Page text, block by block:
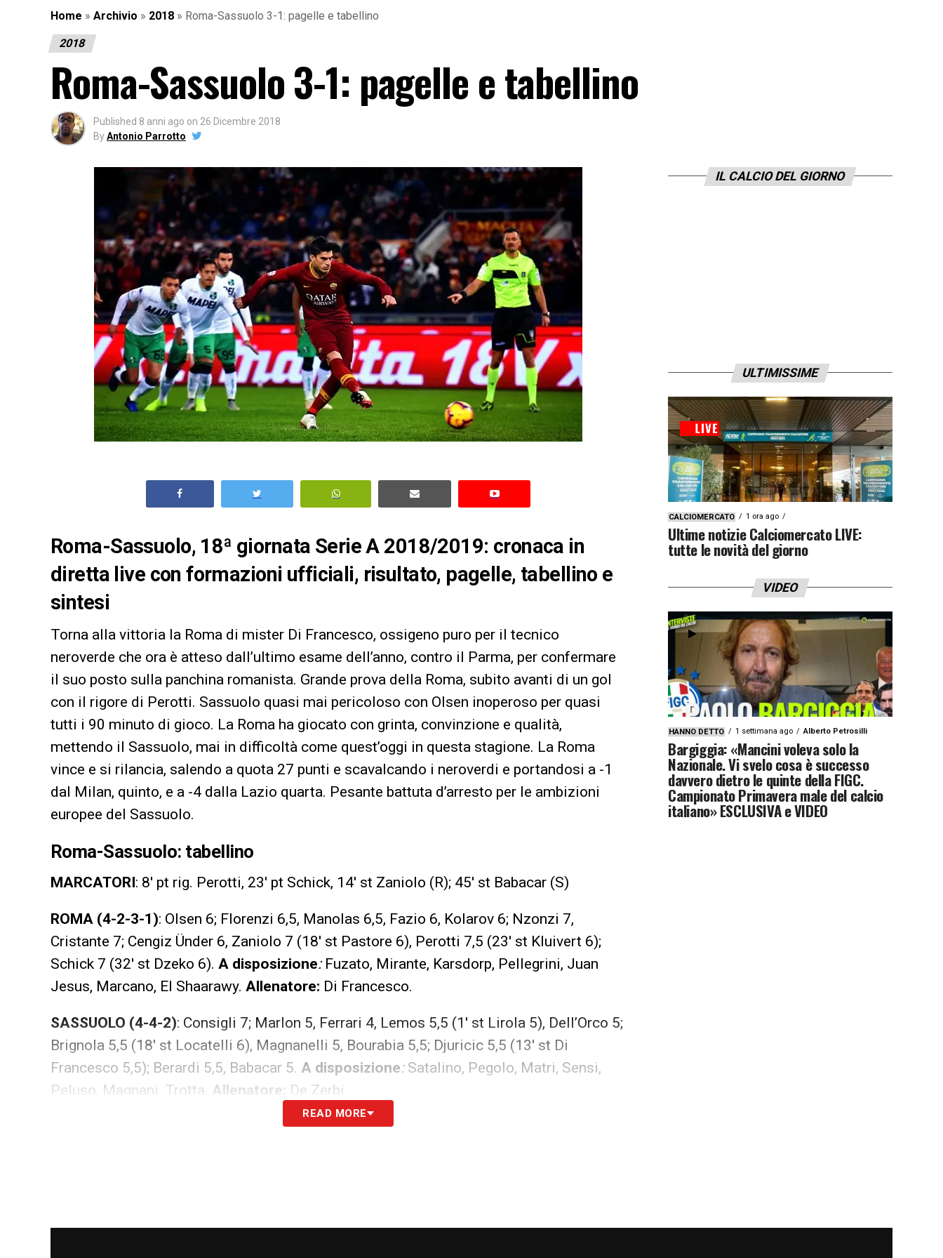
Home » Archivio » 2018 » Roma-Sassuolo 3-1: pagelle e tabellino
2018
Roma-Sassuolo 3-1: pagelle e tabellino
Published 8 anni ago on 26 Dicembre 2018
ByAntonio Parrotto
Roma-Sassuolo, 18ª giornata Serie A 2018/2019: cronaca in
diretta live con formazioni ufficiali, risultato, pagelle, tabellino e
sintesi
Torna alla vittoria la Roma di mister Di Francesco, ossigeno puro per il tecnico
neroverde che ora è atteso dall’ultimo esame dell’anno, contro il Parma, per confermare
il suo posto sulla panchina romanista. Grande prova della Roma, subito avanti di un gol
con il rigore di Perotti. Sassuolo quasi mai pericoloso con Olsen inoperoso per quasi
tutti i 90 minuto di gioco. La Roma ha giocato con grinta, convinzione e qualità,
mettendo il Sassuolo, mai in difficoltà come quest’oggi in questa stagione. La Roma
vince e si rilancia, salendo a quota 27 punti e scavalcando i neroverdi e portandosi a -1
dal Milan, quinto, e a -4 dalla Lazio quarta. Pesante battuta d’arresto per le ambizioni
europee del Sassuolo.
Roma-Sassuolo: tabellino
MARCATORI: 8′ pt rig. Perotti, 23′ pt Schick, 14′ st Zaniolo (R); 45′ st Babacar (S)
ROMA (4-2-3-1): Olsen 6; Florenzi 6,5, Manolas 6,5, Fazio 6, Kolarov 6; Nzonzi 7,
Cristante 7; Cengiz Ünder 6, Zaniolo 7 (18′ st Pastore 6), Perotti 7,5 (23′ st Kluivert 6);
Schick 7 (32′ st Dzeko 6). A disposizione: Fuzato, Mirante, Karsdorp, Pellegrini, Juan
Jesus, Marcano, El Shaarawy. Allenatore: Di Francesco.
SASSUOLO (4-4-2): Consigli 7; Marlon 5, Ferrari 4, Lemos 5,5 (1′ st Lirola 5), Dell’Orco 5;
Brignola 5,5 (18′ st Locatelli 6), Magnanelli 5, Bourabia 5,5; Djuricic 5,5 (13′ st Di
Francesco 5,5); Berardi 5,5, Babacar 5. A disposizione: Satalino, Pegolo, Matri, Sensi,
Peluso, Magnani, Trotta. Allenatore: De Zerbi.
: Giacomelli della sezione di Trieste
READ MORE
IL CALCIO DEL GIORNO
ULTIMISSIME
CALCIOMERCATO 1 ora ago
Ultime notizie Calciomercato LIVE:
tutte le novità del giorno
VIDEO
HANNO DETTO 1 settimana ago Alberto Petrosilli
Bargiggia: «Mancini voleva solo la
Nazionale. Vi svelo cosa è successo
davvero dietro le quinte della FIGC.
Campionato Primavera male del calcio
italiano» ESCLUSIVA e VIDEO